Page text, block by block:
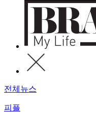
전체뉴스
피플